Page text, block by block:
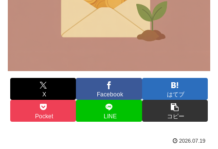
X Facebook はてブ
Pocket LINE コピー
2026.07.19